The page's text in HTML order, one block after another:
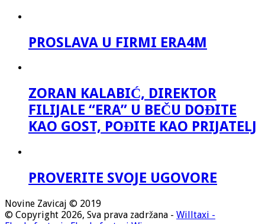
PROSLAVA U FIRMI ERA4M
ZORAN KALABIĆ, DIREKTOR
FILIJALE “ERA” U BEČU DOĐITE
KAO GOST, POĐITE KAO PRIJATELJ
PROVERITE SVOJE UGOVORE
Novine Zavicaj © 2019
© Copyright 2026, Sva prava zadržana - Willtaxi -